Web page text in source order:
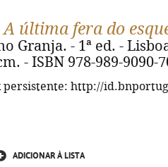
A última fera do
Granja. - 1ª ed. -
- ISBN 978-989-9090-
persistente: http://
ADICIONAR À LISTA